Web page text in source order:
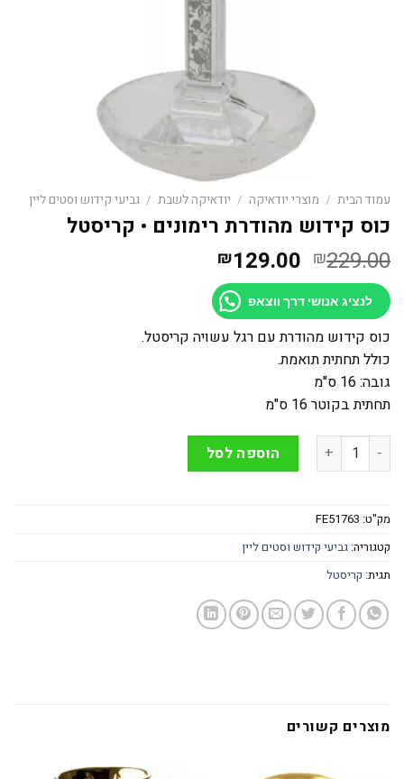
עמוד הבית / מוצרי יודאיקה / יודאיקה לשבת / גביעי קידוש וסטים ליין
כוס קידוש מהודרת רימונים • קריסטל
₪229.00 המחיר
המקורי
היה:
₪229.00.
₪129.00
הנוכחי
הוא:
₪129.00.
לנציג אנושי דרך ווצאפ
כוס קידוש מהודרת עם רגל עשויה קריסטל.
כולל תחתית תואמת.
גובה: 16 ס"מ
תחתית בקוטר 16 ס"מ
כמות של כוס קידוש מהודרת רימונים • קריסטל
הוספה לסל
מק"ט: FE51763
קטגוריה: גביעי קידוש וסטים ליין
תגית: קריסטל
מוצרים קשורים